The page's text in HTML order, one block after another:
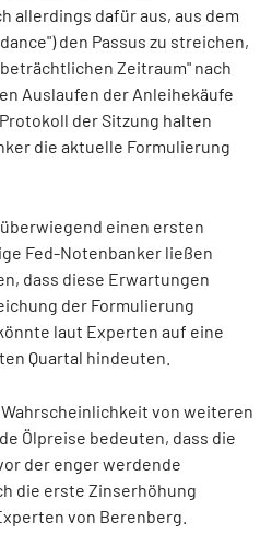
allerdings dafür aus, aus dem
den Passus zu streichen,
Zeitraum" nach
Auslaufen der Anleihekäufe
der Sitzung halten
die aktuelle Formulierung
einen ersten
Fed-Notenbanker ließen
dass diese Erwartungen
der Formulierung
laut Experten auf eine
Quartal hindeuten.
von weiteren
Ölpreise bedeuten, dass die
der enger werdende
die erste Zinserhöhung
von Berenberg.